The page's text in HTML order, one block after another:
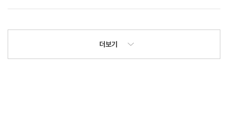
더보기